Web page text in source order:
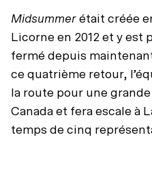
Midsummerétait créée
Licorne en 2012 et y est
fermé depuis
ce quatrième retour,
la route pour une
Canada et fera escale à
temps de cinq